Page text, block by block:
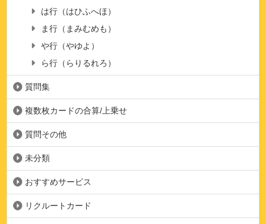
は行（はひふへほ）
ま行（まみむめも）
や行（やゆよ）
ら行（らりるれろ）
質問集
複数枚カードの合算/上乗せ
質問その他
未分類
おすすめサービス
リクルートカード